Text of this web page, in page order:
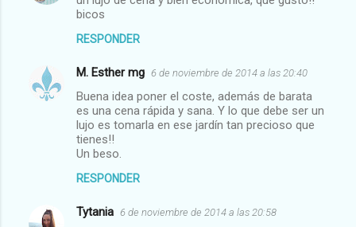
bicos
RESPONDER
M. Esther mg 6 de noviembre de 2014 a las 20:40
Buena idea poner el coste, además de barata
es una cena rápida y sana. Y lo que debe ser un
lujo es tomarla en ese jardín tan precioso que
tienes!!
Un beso.
RESPONDER
Tytania 6 de noviembre de 2014 a las 20:58